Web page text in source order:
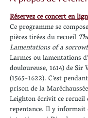
Réservez ce concert en
Ce programme se
pièces tirées du recueil
Lamentations of a
Larmes ou lamentations
douloureuse, 1614) de
(1565-1622). C’est
prison de la
Leighton écrivit ce recueil
repentance. Il y informait